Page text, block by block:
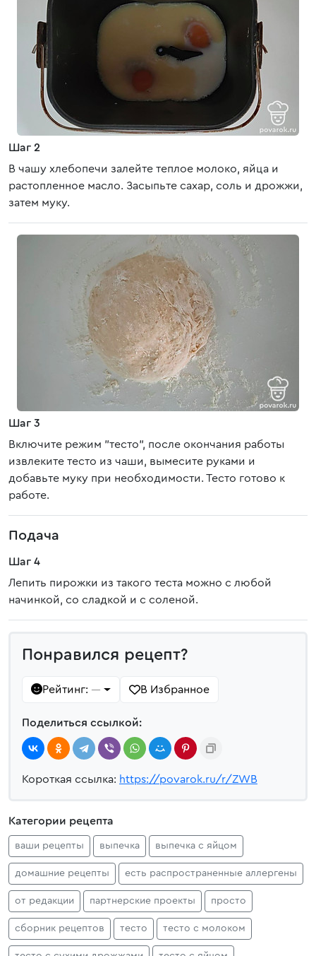
Шаг 2
В чашу хлебопечи залейте теплое молоко, яйца и
растопленное масло. Засыпьте сахар, соль и дрожжи,
затем муку.
Шаг 3
Включите режим "тесто", после окончания работы
извлеките тесто из чаши, вымесите руками и
добавьте муку при необходимости. Тесто готово к
работе.
Подача
Шаг 4
Лепить пирожки из такого теста можно с любой
начинкой, со сладкой и с соленой.
Понравился рецепт?
Рейтинг: — В Избранное
Поделиться ссылкой:
Короткая ссылка: https://povarok.ru/r/ZWB
Категории рецепта
ваши рецепты выпечка выпечка с яйцом
домашние рецепты есть распространенные аллергены
от редакции партнерские проекты просто
сборник рецептов тесто тесто с молоком